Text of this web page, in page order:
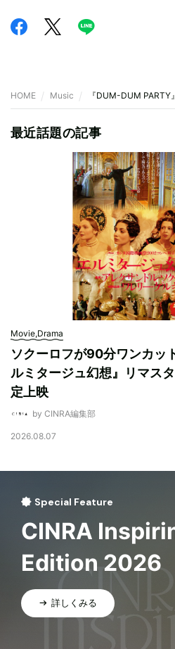
HOME Music 『DUM-DUM
最近話題の記事
Movie,Drama
ソクーロフが90分ワンカッ
ルミタージュ幻想』リマス
定上映
by CINRA編集部
2026.08.07
Special Feature
CINRA
Edition 2026
詳しくみる